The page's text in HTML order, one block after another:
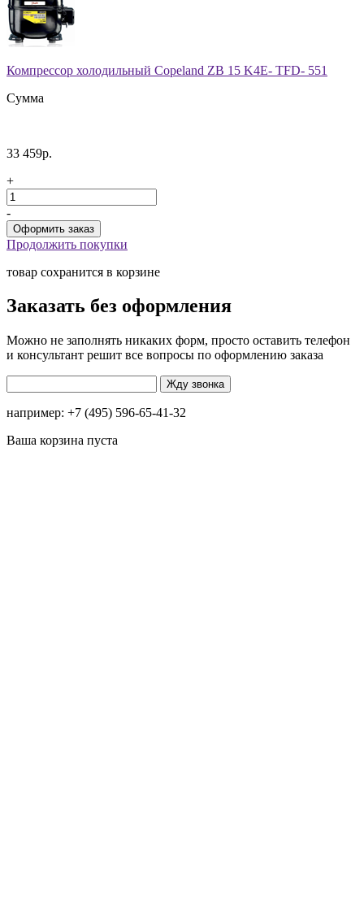
Компрессор холодильный Copeland ZB 15 K4E- TFD- 551
Сумма
33 459р.
+
-
Продолжить покупки
товар сохранится в корзине
Заказать без оформления
Можно не заполнять никаких форм, просто оставить телефон
и консультант решит все вопросы по оформлению заказа
например: +7 (495) 596-65-41-32
Ваша корзина пуста